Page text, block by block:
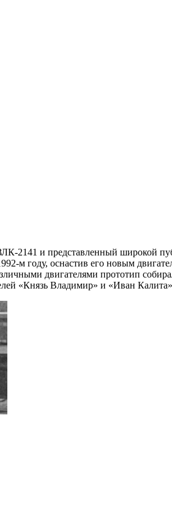
2141 и представленный широкой
м году, оснастив его новым
двигателями прототип
«Князь Владимир» и «Иван